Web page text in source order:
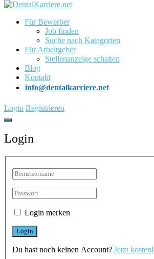
Für Bewerber
Job finden
Suche nach Kategorien
Für Arbeitgeber
Stellenanzeige schalten
Blog
Kontakt
info@dentalkarriere.net
Login Registrieren
Login
Login merken
Du hast noch keinen Account? Jetzt